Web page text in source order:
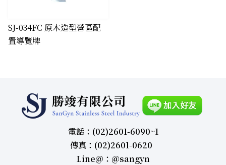
​SJ-034FC 原木造型營區配
置導覽牌
電話：(02)2601-6090~1
傳真：(02)2601-0620
Line＠：＠sangyn